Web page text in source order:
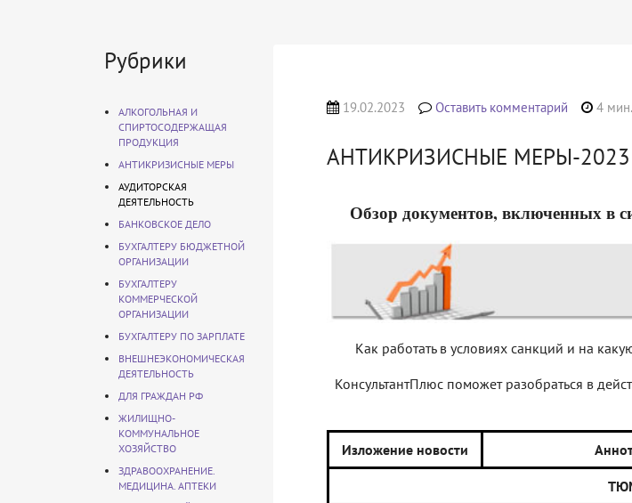
Рубрики
АЛКОГОЛЬНАЯ И
СПИРТОСОДЕРЖАЩАЯ
ПРОДУКЦИЯ
АНТИКРИЗИСНЫЕ МЕРЫ
АУДИТОРСКАЯ
ДЕЯТЕЛЬНОСТЬ
БАНКОВСКОЕ ДЕЛО
БУХГАЛТЕРУ БЮДЖЕТНОЙ
ОРГАНИЗАЦИИ
БУХГАЛТЕРУ
КОММЕРЧЕСКОЙ
ОРГАНИЗАЦИИ
БУХГАЛТЕРУ ПО ЗАРПЛАТЕ
ВНЕШНЕЭКОНОМИЧЕСКАЯ
ДЕЯТЕЛЬНОСТЬ
ДЛЯ ГРАЖДАН РФ
ЖИЛИЩНО-
КОММУНАЛЬНОЕ
ХОЗЯЙСТВО
ЗДРАВООХРАНЕНИЕ.
МЕДИЦИНА. АПТЕКИ
19.02.2023 Оставить комментарий 4 мин.
АНТИКРИЗИСНЫЕ МЕРЫ-2023
Обзор документов, включенных в
Как работать в условиях санкций и на
КонсультантПлюс поможет разобраться в
Изложение новости